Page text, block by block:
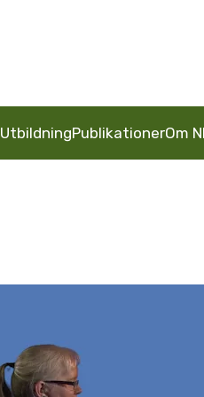
UtbildningPublikationerOm